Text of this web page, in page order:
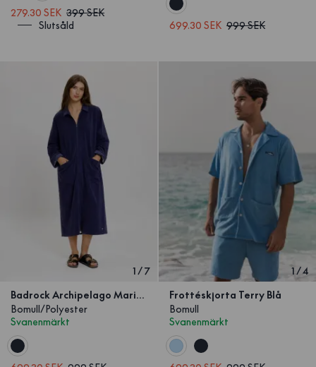
279.30 SEK 399 SEK
Slutsåld
699.30 SEK 999 SEK
1/7
Badrock Archipelago Marinblå Lång
Bomull/Polyester
Svanenmärkt
1/4
Frottéskjorta Terry Blå
Bomull
Svanenmärkt